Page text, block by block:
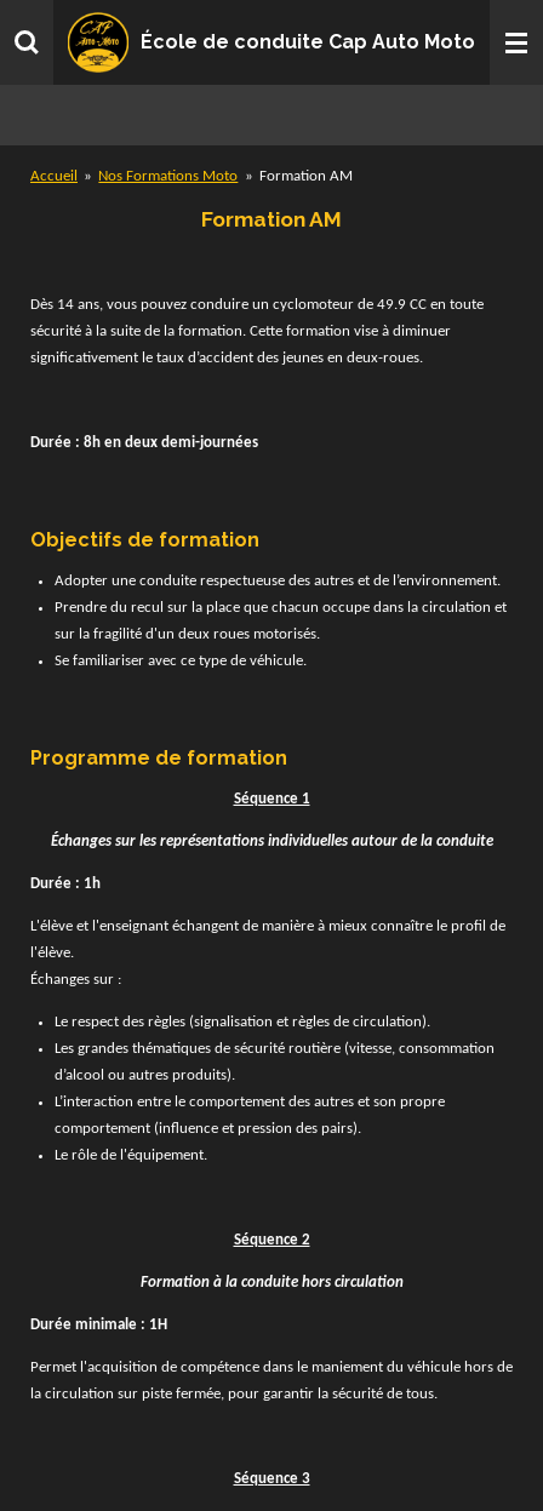
au
École de conduite Cap Auto Moto
Accueil » Nos Formations Moto » Formation AM
Formation AM
Dès 14 ans, vous pouvez conduire un cyclomoteur de 49.9 CC en toute
sécurité à la suite de la formation. Cette formation vise à diminuer
significativement le taux d’accident des jeunes en deux-roues.
Durée : 8h en deux demi-journées
Objectifs de formation
Adopter une conduite respectueuse des autres et de l’environnement.
Prendre du recul sur la place que chacun occupe dans la circulation et
sur la fragilité d'un deux roues motorisés.
Se familiariser avec ce type de véhicule.
Programme de formation
Séquence 1
Échanges sur les représentations individuelles autour de la conduite
Durée : 1h
L'élève et l'enseignant échangent de manière à mieux connaître le profil de
l'élève.
Échanges sur :
Le respect des règles (signalisation et règles de circulation).
Les grandes thématiques de sécurité routière (vitesse, consommation
d’alcool ou autres produits).
L’interaction entre le comportement des autres et son propre
comportement (influence et pression des pairs).
Le rôle de l'équipement.
Séquence 2
Formation à la conduite hors circulation
Durée minimale : 1H
Permet l'acquisition de compétence dans le maniement du véhicule hors de
la circulation sur piste fermée, pour garantir la sécurité de tous.
Séquence 3